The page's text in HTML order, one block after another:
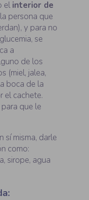
el interior de
persona que
y para no
se
a
de los
(miel, jalea,
boca de la
el cachete.
que le
sí misma, darle
como:
sirope, agua